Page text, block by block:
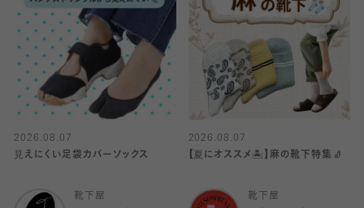
2026.08.07
見えにくい足袋カバーソックス
靴下屋
2026.08.07
【夏にオススメ🏝️】麻の靴下特集🧦
靴下屋